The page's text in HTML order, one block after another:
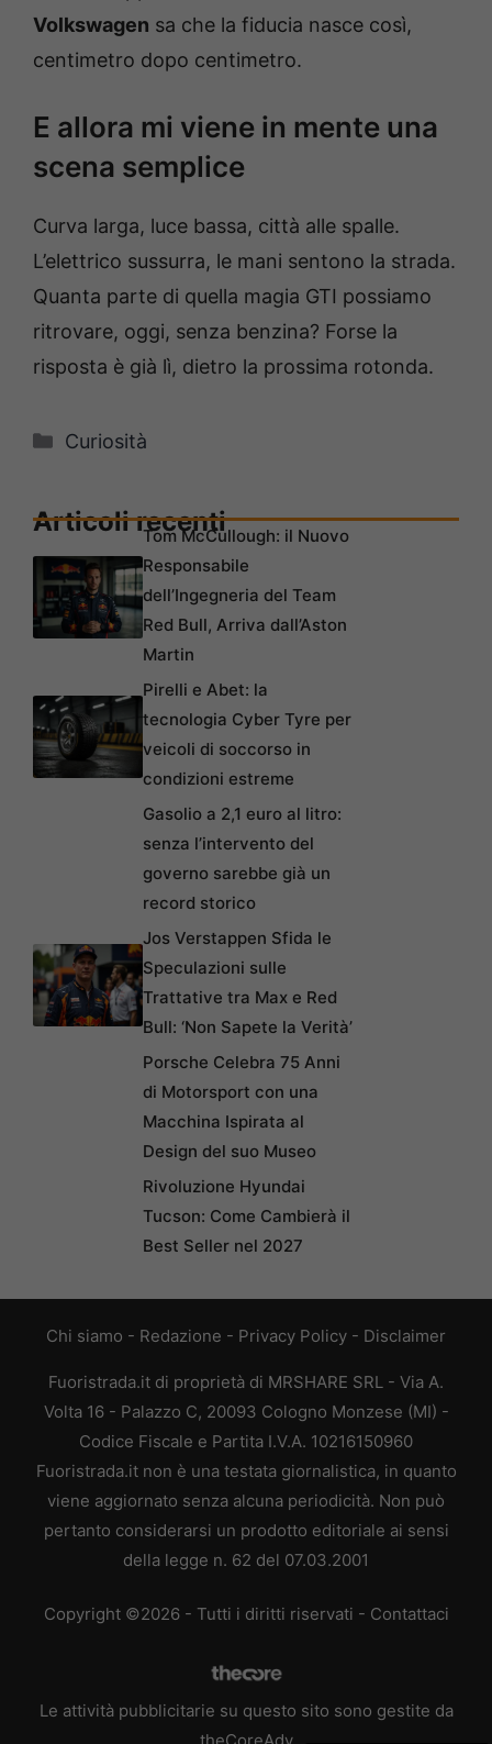
Volkswagen sa che la fiducia nasce così,
centimetro dopo centimetro.
E allora mi viene in mente una
scena semplice
Curva larga, luce bassa, città alle spalle.
L’elettrico sussurra, le mani sentono la strada.
Quanta parte di quella magia GTI possiamo
ritrovare, oggi, senza benzina? Forse la
risposta è già lì, dietro la prossima rotonda.
Categorie
Curiosità
Articoli recentiTom McCullough: il Nuovo
Responsabile
dell’Ingegneria del Team
Red Bull, Arriva dall’Aston
Martin
Pirelli e Abet: la
tecnologia Cyber Tyre per
veicoli di soccorso in
condizioni estreme
Gasolio a 2,1 euro al litro:
senza l’intervento del
governo sarebbe già un
record storico
Jos Verstappen Sfida le
Speculazioni sulle
Trattative tra Max e Red
Bull: ‘Non Sapete la Verità’
Porsche Celebra 75 Anni
di Motorsport con una
Macchina Ispirata al
Design del suo Museo
Rivoluzione Hyundai
Tucson: Come Cambierà il
Best Seller nel 2027
Chi siamo - Redazione - Privacy Policy - Disclaimer
Fuoristrada.it di proprietà di MRSHARE SRL - Via A.
Volta 16 - Palazzo C, 20093 Cologno Monzese (MI) -
Codice Fiscale e Partita I.V.A. 10216150960
Fuoristrada.it non è una testata giornalistica, in quanto
viene aggiornato senza alcuna periodicità. Non può
pertanto considerarsi un prodotto editoriale ai sensi
della legge n. 62 del 07.03.2001
Copyright ©2026 - Tutti i diritti riservati - Contattaci
Le attività pubblicitarie su questo sito sono gestite da